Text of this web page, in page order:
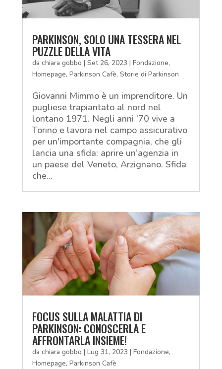
PARKINSON, SOLO UNA TESSERA NEL
PUZZLE DELLA VITA
da chiara gobbo | Set 26, 2023 | Fondazione,
Homepage, Parkinson Cafè, Storie di Parkinson
Giovanni Mimmo è un imprenditore. Un
pugliese trapiantato al nord nel
lontano 1971. Negli anni ’70 vive a
Torino e lavora nel campo assicurativo
per un'importante compagnia, che gli
lancia una sfida: aprire un’agenzia in
un paese del Veneto, Arzignano. Sfida
che...
FOCUS SULLA MALATTIA DI
PARKINSON: CONOSCERLA E
AFFRONTARLA INSIEME!
da chiara gobbo | Lug 31, 2023 | Fondazione,
Homepage, Parkinson Cafè